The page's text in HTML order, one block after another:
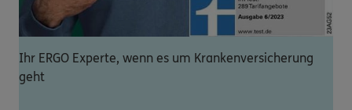
Ihr ERGO Experte, wenn es um Krankenversicherung
geht